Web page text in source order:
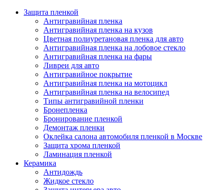
Защита пленкой
Антигравийная пленка
Антигравийная пленка на кузов
Цветная полиуретановая пленка для авто
Антигравийная пленка на лобовое стекло
Антигравийная пленка на фары
Ливреи для авто
Антигравийное покрытие
Антигравийная пленка на мотоцикл
Антигравийная пленка на велосипед
Типы антигравийной пленки
Бронепленка
Бронирование пленкой
Демонтаж пленки
Оклейка салона автомобиля пленкой в Москве
Защита хрома пленкой
Ламинация пленкой
Керамика
Антидождь
Жидкое стекло